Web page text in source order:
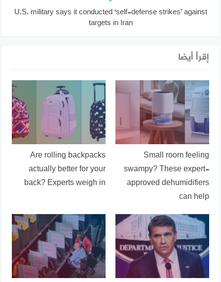
U.S. military says it conducted ‘self-defense strikes’ against
targets in Iran
إقرأ أيضا
Small room feeling
swampy? These expert-
approved dehumidifiers
can help
Are rolling backpacks
actually better for your
back? Experts weigh in